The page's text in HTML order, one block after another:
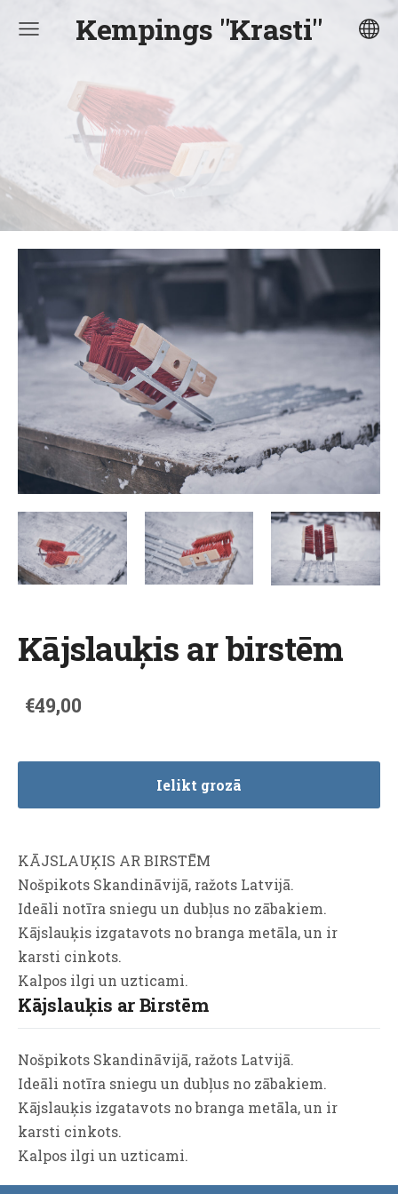
Kempings "Krasti"
Kājslauķis ar Birstēm
Nošpikots Skandināvijā, ražots Latvijā.
Ideāli notīra sniegu un dubļus no zābakiem.
Kājslauķis izgatavots no branga metāla, un ir
karsti cinkots.
Kalpos ilgi un uzticami.
Kājslauķis ar birstēm
€49,00
Ielikt grozā
KĀJSLAUĶIS AR BIRSTĒM
Nošpikots Skandināvijā, ražots Latvijā.
Ideāli notīra sniegu un dubļus no zābakiem.
Kājslauķis izgatavots no branga metāla, un ir
karsti cinkots.
Kalpos ilgi un uzticami.